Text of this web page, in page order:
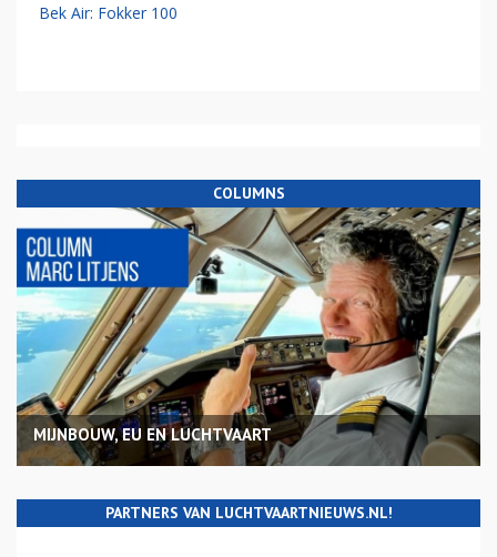
Bek Air: Fokker 100
COLUMNS
MIJNBOUW, EU EN LUCHTVAART
PARTNERS VAN LUCHTVAARTNIEUWS.NL!